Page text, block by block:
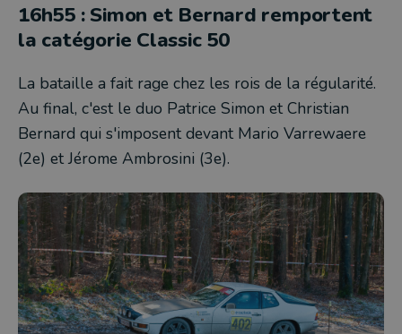
16h55 : Simon et Bernard remportent
la catégorie Classic 50
La bataille a fait rage chez les rois de la régularité.
Au final, c'est le duo Patrice Simon et Christian
Bernard qui s'imposent devant Mario Varrewaere
(2e) et Jérome Ambrosini (3e).